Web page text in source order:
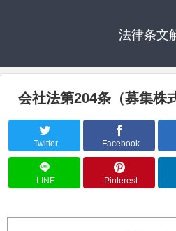
法律条文
会社法第204条（募集株
Twitter Facebook
LINE Pinterest